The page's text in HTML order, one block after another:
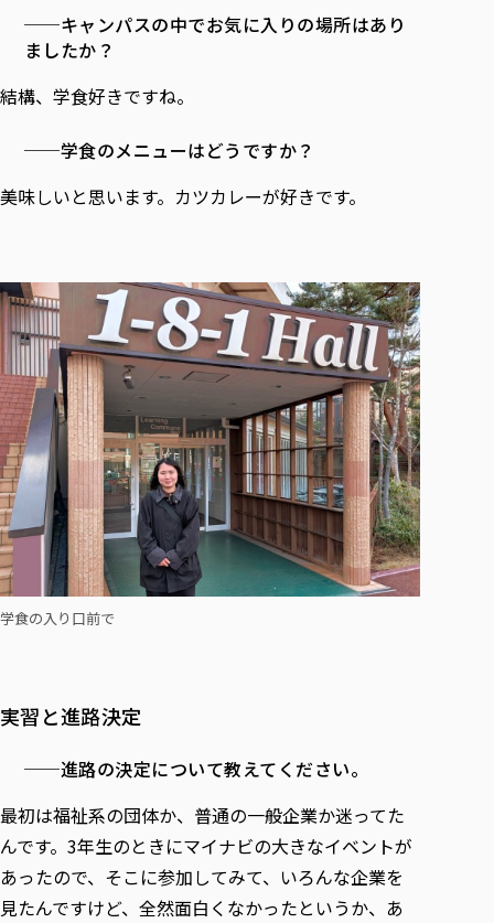
──キャンパスの中でお気に入りの場所はあり
ましたか？
結構、学食好きですね。
──学食のメニューはどうですか？
美味しいと思います。カツカレーが好きです。
学食の入り口前で
実習と進路決定
──進路の決定について教えてください。
最初は福祉系の団体か、普通の一般企業か迷ってた
んです。3年生のときにマイナビの大きなイベントが
あったので、そこに参加してみて、いろんな企業を
見たんですけど、全然面白くなかったというか、あ